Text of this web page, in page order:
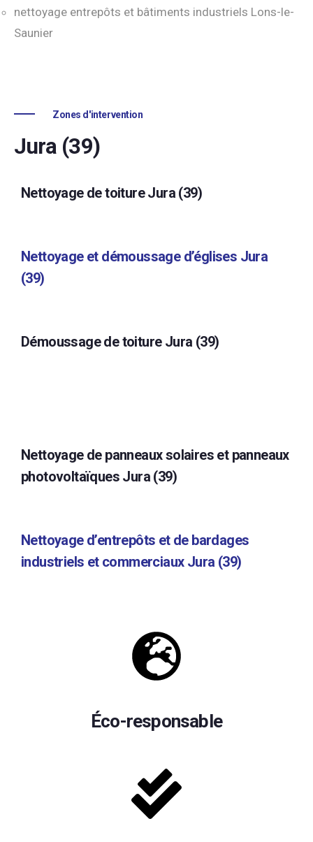
nettoyage entrepôts et bâtiments industriels Lons-le-
Saunier
Zones d'intervention
Jura (39)
Nettoyage de toiture Jura (39)
Nettoyage et démoussage d’églises Jura
(39)
Démoussage de toiture Jura (39)
Nettoyage de panneaux solaires et panneaux
photovoltaïques Jura (39)
Nettoyage d’entrepôts et de bardages
industriels et commerciaux Jura (39)
Éco-responsable